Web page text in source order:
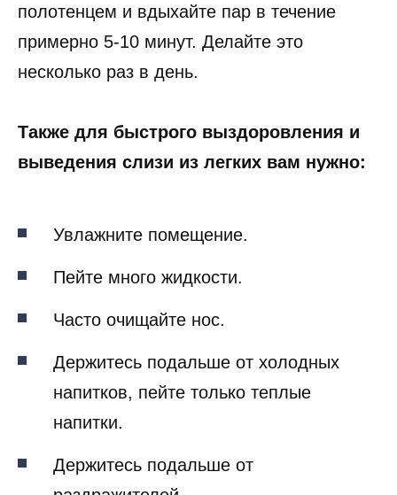
полотенцем и вдыхайте пар в течение
примерно 5-10 минут. Делайте это
несколько раз в день.
Также для быстрого выздоровления и
выведения слизи из легких вам нужно:
Увлажните помещение.
Пейте много жидкости.
Часто очищайте нос.
Держитесь подальше от холодных
напитков, пейте только теплые
напитки.
Держитесь подальше от